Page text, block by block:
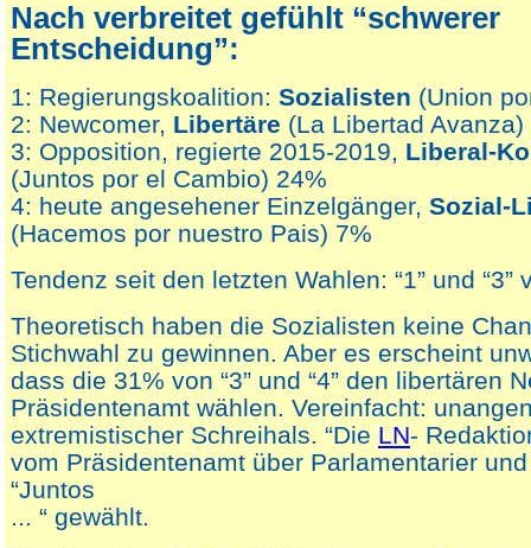
Nach verbreitet gefühlt “schwerer
Entscheidung”:
1: Regierungskoalition: Sozialisten (Union
2: Newcomer, Libertäre (La Libertad Avanza)
3: Opposition, regierte 2015-2019, Liberal-
(Juntos por el Cambio) 24%
4: heute angesehener Einzelgänger, Sozial-
(Hacemos por nuestro Pais) 7%
Tendenz seit den letzten Wahlen: “1” und “3”
Theoretisch haben die Sozialisten keine
Stichwahl zu gewinnen. Aber es erscheint
dass die 31% von “3” und “4” den libertären
Präsidentenamt wählen. Vereinfacht:
extremistischer Schreihals. “Die LN-
vom Präsidentenamt über Parlamentarier
“Juntos
... “ gewählt.